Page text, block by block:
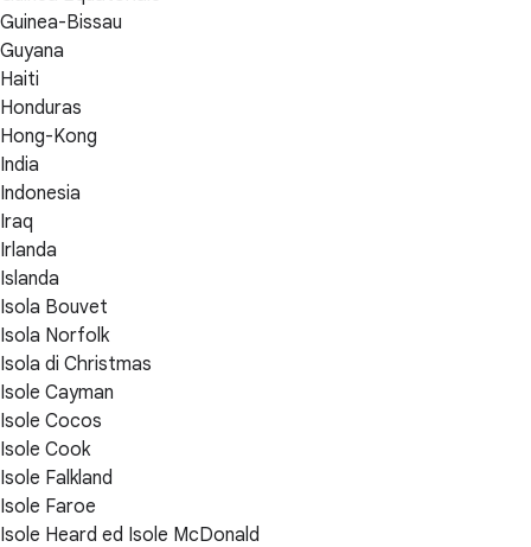
Guinea-Bissau
Guyana
Haiti
Honduras
Hong-Kong
India
Indonesia
Iraq
Irlanda
Islanda
Isola Bouvet
Isola Norfolk
Isola di Christmas
Isole Cayman
Isole Cocos
Isole Cook
Isole Falkland
Isole Faroe
Isole Heard ed Isole McDonald